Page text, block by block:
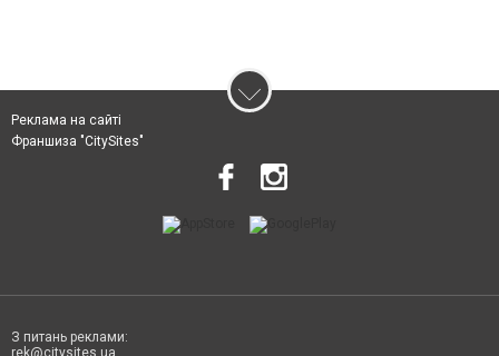
Реклама на сайті
Франшиза "CitySites"
З питань реклами:
rek@citysites.ua